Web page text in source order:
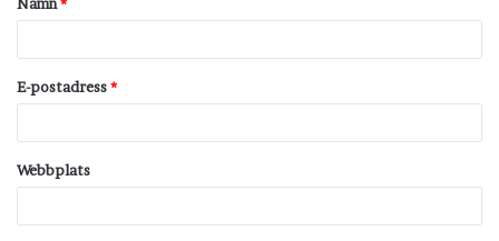
a
E-postadress*
Webbplats